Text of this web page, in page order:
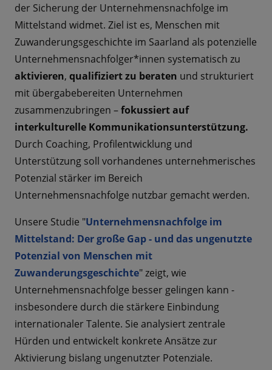
der Sicherung der Unternehmensnachfolge im
Mittelstand widmet. Ziel ist es, Menschen mit
Zuwanderungsgeschichte im Saarland als potenzielle
Unternehmens­nachfolger*innen systematisch zu
aktivieren, qualifiziert zu beraten und strukturiert
mit übergabebereiten Unternehmen
zusammenzubringen –fokussiert auf
interkulturelle Kommunikationsunterstützung.
Durch Coaching, Profilentwicklung und
Unterstützung soll vorhandenes unternehmerisches
Potenzial stärker im Bereich
Unternehmensnachfolge nutzbar gemacht werden.
Unsere Studie "Unternehmensnachfolge im
Mittelstand: Der große Gap - und das ungenutzte
Potenzial von Menschen mit
Zuwanderungsgeschichte" zeigt, wie
Unternehmensnachfolge besser gelingen kann -
insbesondere durch die stärkere Einbindung
internationaler Talente. Sie analysiert zentrale
Hürden und entwickelt konkrete Ansätze zur
Aktivierung bislang ungenutzter Potenziale.